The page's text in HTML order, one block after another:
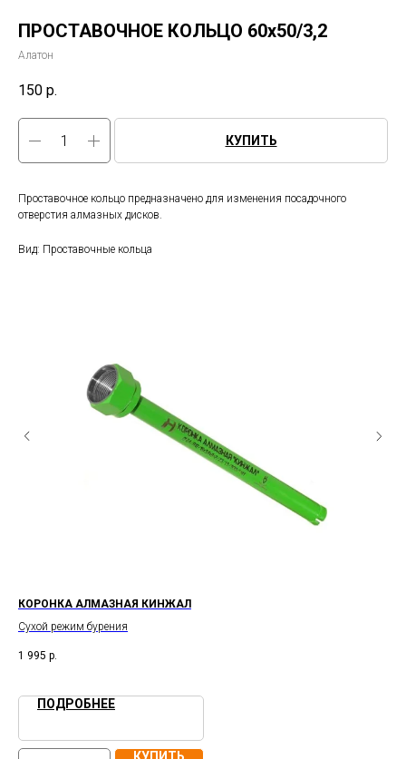
ПРОСТАВОЧНОЕ КОЛЬЦО 60х50/3,2
Алатон
150 р.
КУПИТЬ
Проставочное кольцо предназначено для изменения посадочного
отверстия алмазных дисков.
Вид: Проставочные кольца
КОРОНКА АЛМАЗНАЯ КИНЖАЛ
Сухой режим бурения
1 995 р.
ПОДРОБНЕЕ